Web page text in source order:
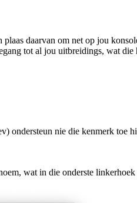
beskikbaar is? In hierdie
daarvan om net op jou
ondersteun nie die kenmerk toe